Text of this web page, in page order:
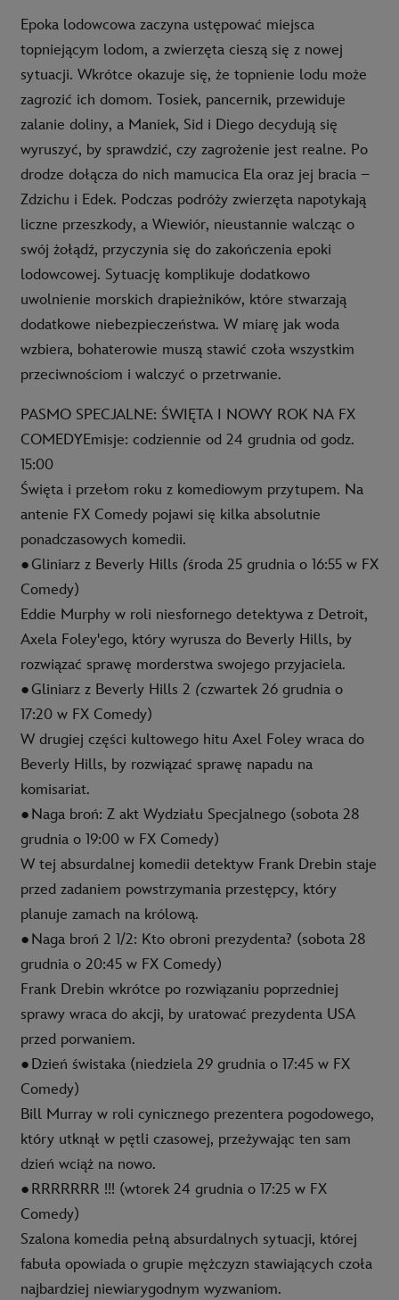
Epoka lodowcowa zaczyna ustępować miejsca
topniejącym lodom, a zwierzęta cieszą się z nowej
sytuacji. Wkrótce okazuje się, że topnienie lodu może
zagrozić ich domom. Tosiek, pancernik, przewiduje
zalanie doliny, a Maniek, Sid i Diego decydują się
wyruszyć, by sprawdzić, czy zagrożenie jest realne. Po
drodze dołącza do nich mamucica Ela oraz jej bracia –
Zdzichu i Edek. Podczas podróży zwierzęta napotykają
liczne przeszkody, a Wiewiór, nieustannie walcząc o
swój żołądź, przyczynia się do zakończenia epoki
lodowcowej. Sytuację komplikuje dodatkowo
uwolnienie morskich drapieżników, które stwarzają
dodatkowe niebezpieczeństwa. W miarę jak woda
wzbiera, bohaterowie muszą stawić czoła wszystkim
przeciwnościom i walczyć o przetrwanie.
PASMO SPECJALNE: ŚWIĘTA I NOWY ROK NA FX
COMEDYEmisje: codziennie od 24 grudnia od godz.
15:00
Święta i przełom roku z komediowym przytupem. Na
antenie FX Comedy pojawi się kilka absolutnie
ponadczasowych komedii.
● Gliniarz z Beverly Hills (środa 25 grudnia o 16:55 w FX
Comedy)
Eddie Murphy w roli niesfornego detektywa z Detroit,
Axela Foley'ego, który wyrusza do Beverly Hills, by
rozwiązać sprawę morderstwa swojego przyjaciela.
● Gliniarz z Beverly Hills 2 (czwartek 26 grudnia o
17:20 w FX Comedy)
W drugiej części kultowego hitu Axel Foley wraca do
Beverly Hills, by rozwiązać sprawę napadu na
komisariat.
● Naga broń: Z akt Wydziału Specjalnego (sobota 28
grudnia o 19:00 w FX Comedy)
W tej absurdalnej komedii detektyw Frank Drebin staje
przed zadaniem powstrzymania przestępcy, który
planuje zamach na królową.
● Naga broń 2 1/2: Kto obroni prezydenta? (sobota 28
grudnia o 20:45 w FX Comedy)
Frank Drebin wkrótce po rozwiązaniu poprzedniej
sprawy wraca do akcji, by uratować prezydenta USA
przed porwaniem.
● Dzień świstaka (niedziela 29 grudnia o 17:45 w FX
Comedy)
Bill Murray w roli cynicznego prezentera pogodowego,
który utknął w pętli czasowej, przeżywając ten sam
dzień wciąż na nowo.
● RRRRRRR !!! (wtorek 24 grudnia o 17:25 w FX
Comedy)
Szalona komedia pełną absurdalnych sytuacji, której
fabuła opowiada o grupie mężczyzn stawiających czoła
najbardziej niewiarygodnym wyzwaniom.